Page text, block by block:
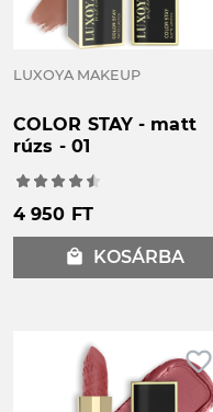
LUXOYA MAKEUP
COLOR STAY - matt
rúzs - 01
4 950 FT
local_mall KOSÁRBA
favorite_border